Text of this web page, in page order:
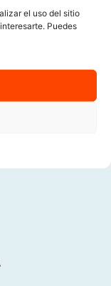
el uso del sitio
Puedes
en digitalización,
y más.